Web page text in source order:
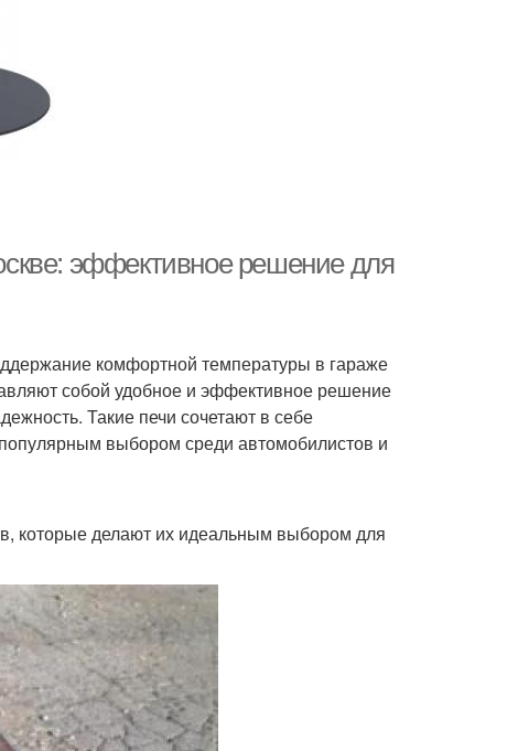
эффективное решение для
комфортной температуры в гараже
собой удобное и эффективное решение
Такие печи сочетают в себе
выбором среди автомобилистов и
которые делают их идеальным выбором для